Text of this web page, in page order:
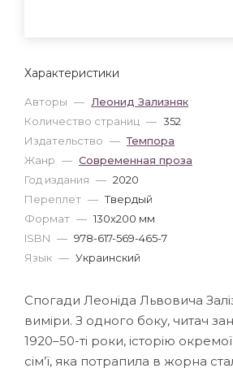
Характеристики
Авторы — Леонид Зализняк
Количество страниц — 352
Издательство — Темпора
Жанр — Современная проза
Год издания — 2020
Переплет — Твердый
Формат — 130x200 мм
ISBN — 978-617-569-465-7
Язык — Украинский
Спогади Леоніда Львовича
виміри. З одного боку, читач
1920–50-ті роки, історію
сім’ї, яка потрапила в жорна